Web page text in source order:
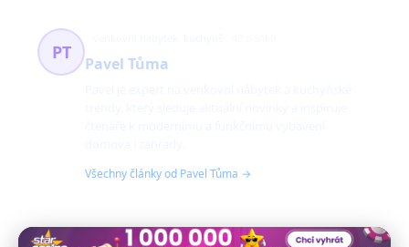
PT
Pavel Tůma
Všechny články od Pavel Tůma →